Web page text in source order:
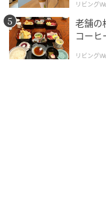
リビング
老舗の
コーヒ
リビング